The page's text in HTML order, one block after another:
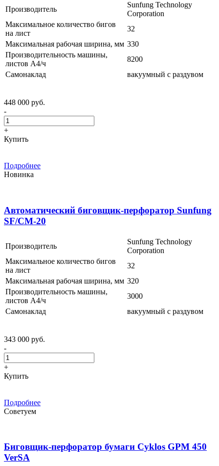
Производитель
Sunfung Technology
Corporation
Максимальное количество бигов
на лист
32
Максимальная рабочая ширина, мм 330
Производительность машины,
листов А4/ч
8200
Самонаклад
вакуумный с раздувом
448 000 руб.
-
+
Купить
Подробнее
Новинка
Автоматический биговщик-перфоратор Sunfung
SF/CM-20
Производитель
Sunfung Technology
Corporation
Максимальное количество бигов
на лист
32
Максимальная рабочая ширина, мм 320
Производительность машины,
листов А4/ч
3000
Самонаклад
вакуумный с раздувом
343 000 руб.
-
+
Купить
Подробнее
Советуем
Биговщик-перфоратор бумаги Cyklos GPM 450
VerSA